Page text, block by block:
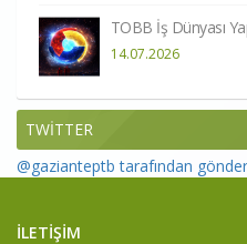
TOBB İş Dünyası
14.07.2026
TWİTTER
@gazianteptb tarafından
İLETİŞİM